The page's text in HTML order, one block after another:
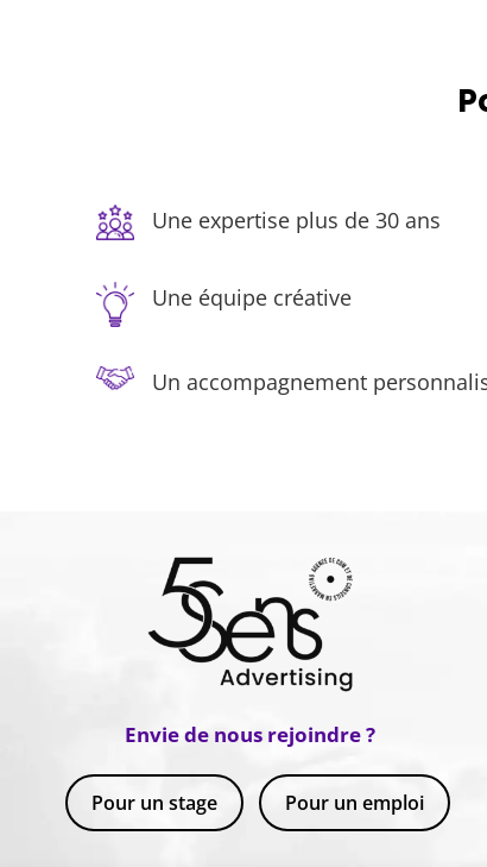
Une expertise plus de 30 ans
Une équipe créative
Un accompagnement
Envie de nous rejoindre ?
Pour un stage Pour un emploi